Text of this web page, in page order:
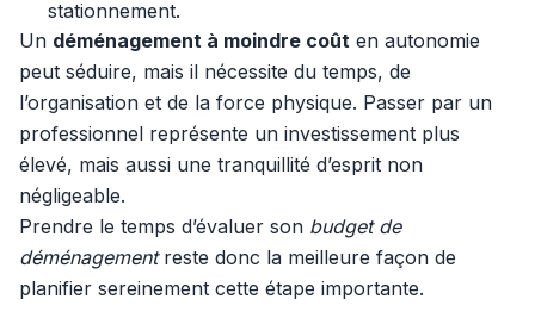
stationnement.
Un déménagement à moindre coût en autonomie
peut séduire, mais il nécessite du temps, de
l’organisation et de la force physique. Passer par un
professionnel représente un investissement plus
élevé, mais aussi une tranquillité d’esprit non
négligeable.
Prendre le temps d’évaluer son budget de
déménagementreste donc la meilleure façon de
planifier sereinement cette étape importante.